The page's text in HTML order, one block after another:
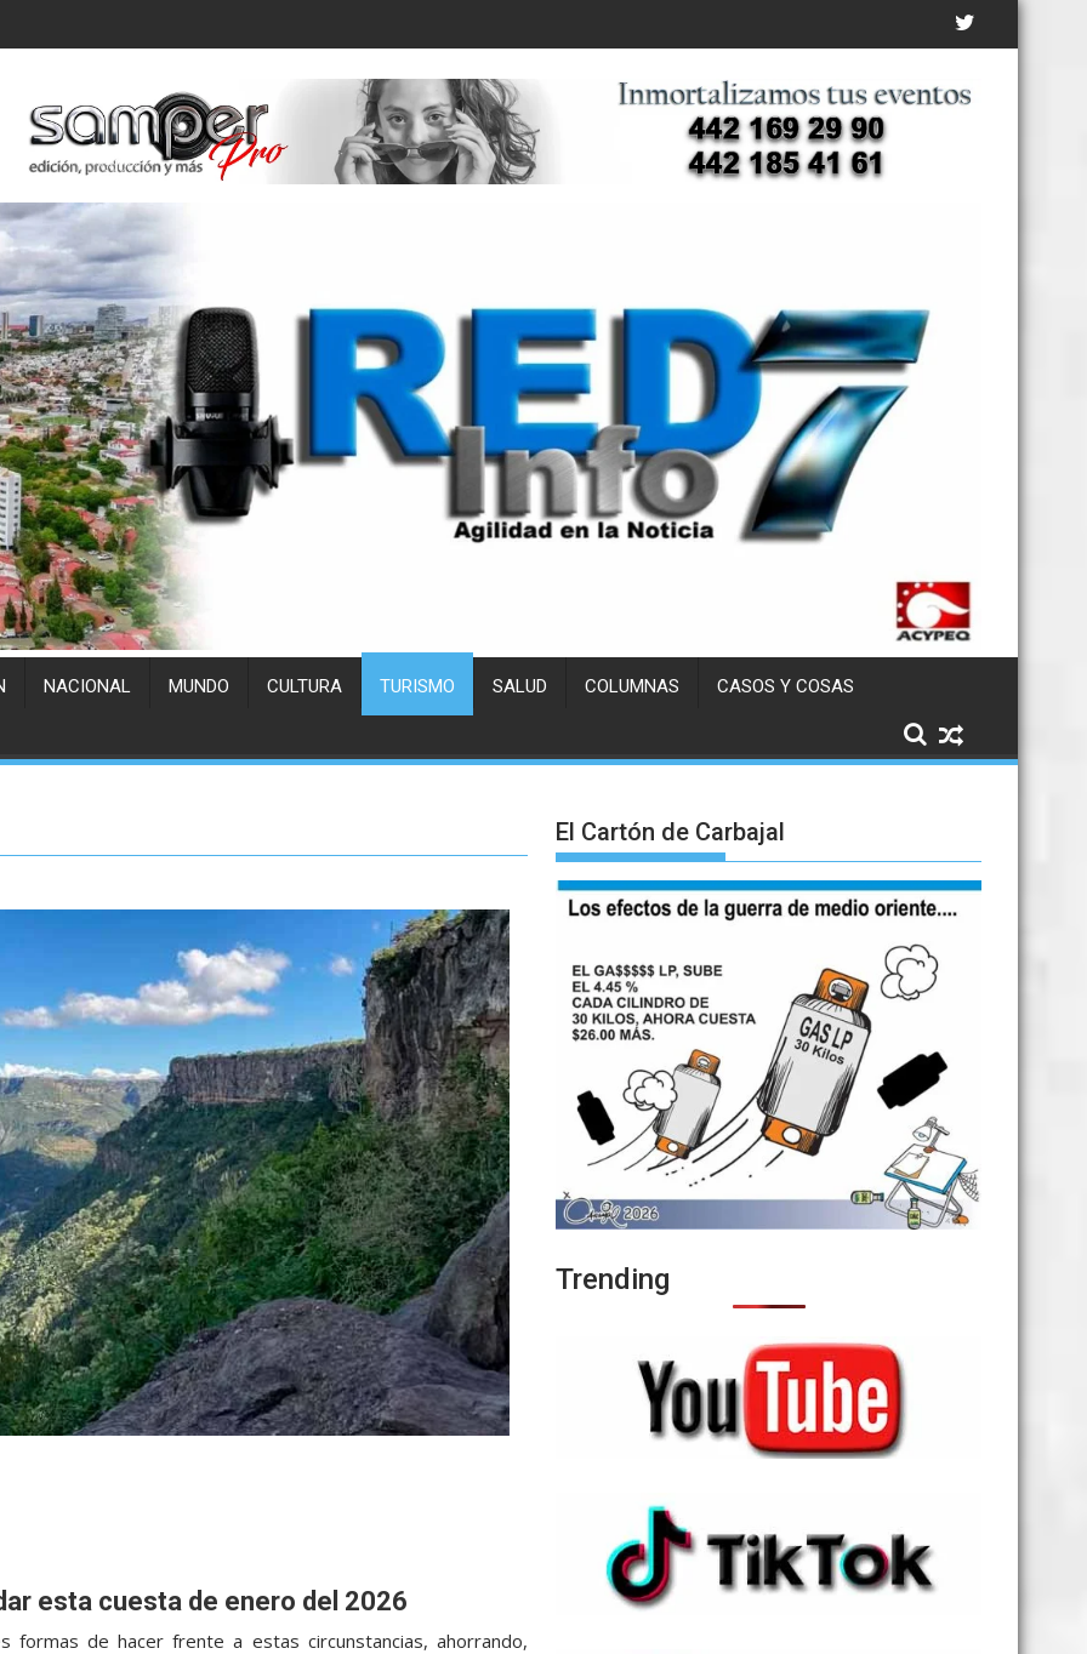
NACIONAL MUNDO CULTURA TURISMO SALUD COLUMNAS CASOS Y COSAS
esta cuesta de enero del 2026
de hacer frente a estas circunstancias, ahorrando,
El Cartón de Carbajal
Trending